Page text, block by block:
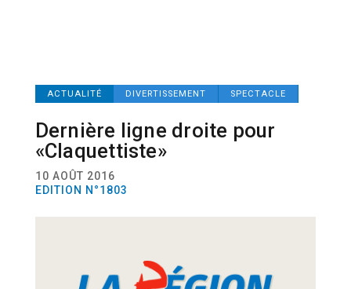
ACTUALITÉ DIVERTISSEMENT SPECTACLE
Dernière ligne droite pour
«Claquettiste»
10 AOÛT 2016
EDITION N°1803